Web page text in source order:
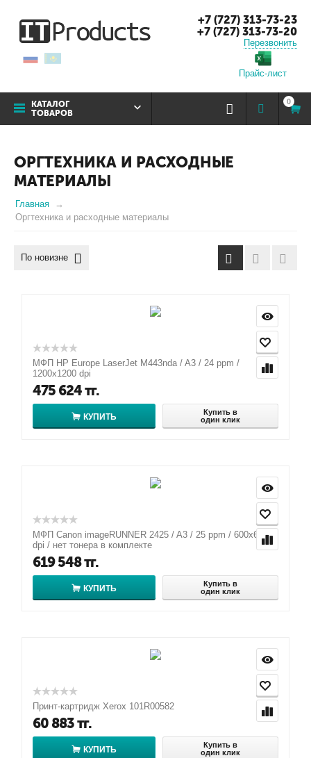
+7 (727) 313-73-23
+7 (727) 313-73-20
Перезвонить
Прайс-лист
КАТАЛОГ
ТОВАРОВ
0
ОРГТЕХНИКА И РАСХОДНЫЕ
МАТЕРИАЛЫ
Главная
Оргтехника и расходные материалы
По новизне
МФП HP Europe LaserJet M443nda / A3 / 24 ppm /
1200x1200 dpi
475 624тг.
КУПИТЬ
Купить в
один клик
МФП Canon imageRUNNER 2425 / A3 / 25 ppm / 600x600
dpi / нет тонера в комплекте
619 548тг.
КУПИТЬ
Купить в
один клик
Принт-картридж Xerox 101R00582
60 883тг.
КУПИТЬ
Купить в
один клик